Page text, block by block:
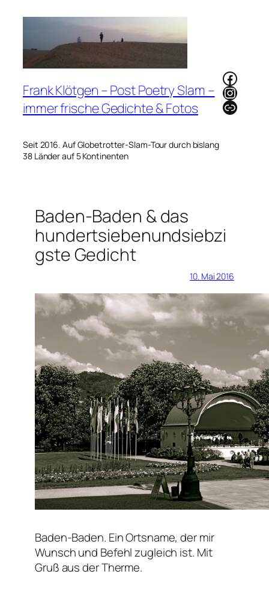
Frank Klötgen – Post Poetry Slam –
immer frische Gedichte & Fotos
Seit 2016. Auf Globetrotter-Slam-Tour durch bislang
38 Länder auf 5 Kontinenten
Link
Baden-Baden & das
hundertsiebenundsiebzi
gste Gedicht
10. Mai 2016
Baden-Baden. Ein Ortsname, der mir
Wunsch und Befehl zugleich ist. Mit
Gruß aus der Therme.